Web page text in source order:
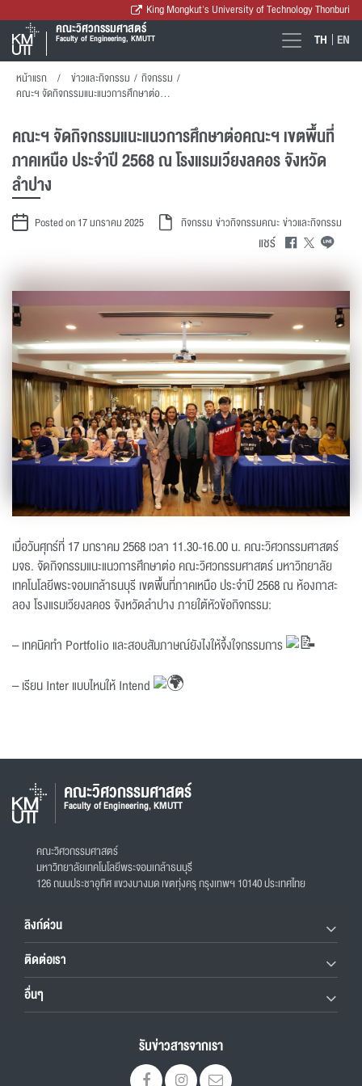
King Mongkut's University of Technology Thonburi
คณะวิศวกรรมศาสตร์
Faculty of Engineering, KMUTT TH EN
หน้าแรก ข่าวและกิจกรรม / กิจกรรม /
คณะฯ จัดกิจกรรมแนะแนวการศึกษาต่อคณะฯ เขตพื้นที่ภาคเหนือ ประจำปี 2568 ณ โรงแรมเวียงลคอร จังหวัดลำปาง
คณะฯ จัดกิจกรรมแนะแนวการศึกษาต่อคณะฯ เขตพื้นที่
ภาคเหนือ ประจำปี 2568 ณ โรงแรมเวียงลคอร จังหวัด
ลำปาง
Posted on 17 มกราคม 2025 กิจกรรม ข่าวกิจกรรมคณะข่าวและกิจกรรม
แชร์
เมื่อวันศุกร์ที่ 17 มกราคม 2568 เวลา 11.30-16.00 น. คณะวิศวกรรมศาสตร์
มจธ. จัดกิจกรรมแนะแนวการศึกษาต่อ คณะวิศวกรรมศาสตร์ มหาวิทยาลัย
เทคโนโลยีพระจอมเกล้าธนบุรี เขตพื้นที่ภาคเหนือ ประจำปี 2568 ณ ห้องกาสะ
ลอง โรงแรมเวียงลคอร จังหวัดลำปาง ภายใต้หัวข้อกิจกรรม:
– เทคนิคทำ Portfolio และสอบสัมภาษณ์ยังไงให้จึ้งใจกรรมการ
– เรียน Inter แบบไหนให้ Intend
คณะวิศวกรรมศาสตร์
Faculty of Engineering, KMUTT
คณะวิศวกรรมศาสตร์
มหาวิทยาลัยเทคโนโลยีพระจอมเกล้าธนบุรี
126 ถนนประชาอุทิศ แขวงบางมด เขตทุ่งครุ กรุงเทพฯ 10140 ประเทศไทย
ลิงก์ด่วน
ติดต่อเรา
อื่นๆ
รับข่าวสารจากเรา